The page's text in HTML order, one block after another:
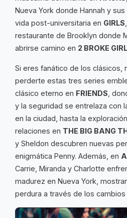
Nueva York donde Hannah y
vida post-universitaria en GIRLS
restaurante de Brooklyn donde
abrirse camino en 2 BROKE
Si eres fanático de los clásicos,
perderte estas tres series
clásico eterno en FRIENDS ,
y la seguridad se entrelaza con
en la ciudad, hasta la
relaciones en THE BIG BANG
y Sheldon descubren nuevas
enigmática Penny. Además, en
Carrie, Miranda y Charlotte
madurez en Nueva York,
perdura a través de los cambios